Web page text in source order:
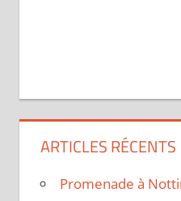
ARTICLES RÉCENTS
Promenade à